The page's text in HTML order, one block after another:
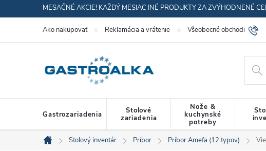
na
MESAČNÉ AKCIE! KAŽDÝ MESIAC INÉ PRODUKTY ZA ZVÝHODNENÉ
Ako nakupovať Reklamácia a vrátenie Všeobecné obchodné
Gastrozariadenia
Stolové
zariadenia
Nože &
kuchynské
potreby
Domov
Stolový inventár Príbor Príbor Amefa (12 typov)